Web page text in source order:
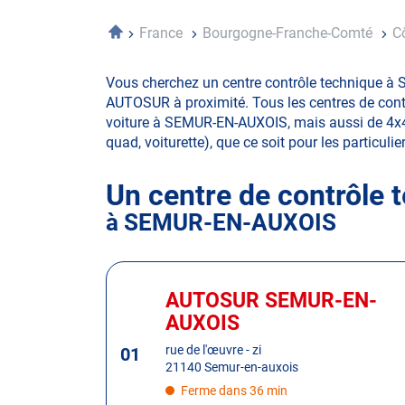
AccueilFrance Bourgogne-Franche-Comté
Vous cherchez un centre contrôle technique à
AUTOSUR à proximité. Tous les centres de
voiture à SEMUR-EN-AUXOIS, mais aussi de
quad, voiturette), que ce soit pour les
Un centre de contrôle
à SEMUR-EN-AUXOIS
Appuyer
ENTRÉE
01
Centre
AUTOSUR SEMUR-EN-
AUXOIS
rue de l'œuvre - zi
21140 Semur-en-auxois
Ferme dans 36 min